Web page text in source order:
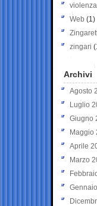
Web (1)
zingari
Archivi
Agosto
Luglio
Giugno
Maggio
Aprile
Marzo